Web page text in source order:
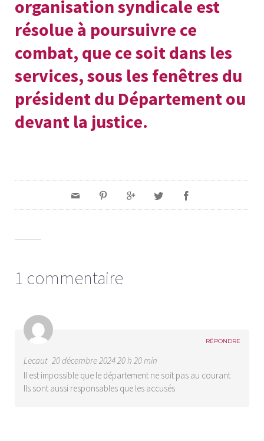
organisation syndicale est
résolue à poursuivre ce
combat, que ce soit dans les
services, sous les fenêtres du
président du Département ou
devant la justice.
1 commentaire
Lecaut 20 décembre 2024 20 h 20 min
Il est impossible que le département ne soit pas au courant
Ils sont aussi responsables que les accusés
RÉPONDRE